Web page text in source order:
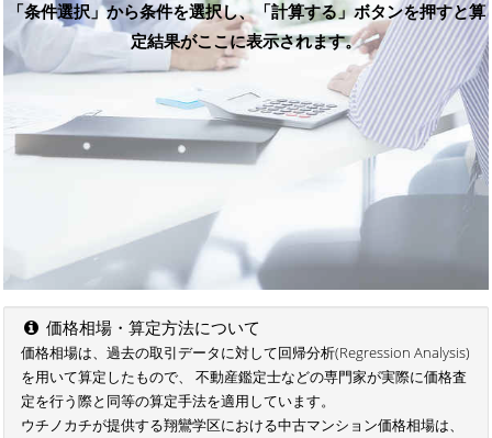
「条件選択」から条件を選択し、「計算する」ボタンを押すと算
定結果がここに表示されます。
価格相場・算定方法について
価格相場は、過去の取引データに対して回帰分析(Regression Analysis)
を用いて算定したもので、 不動産鑑定士などの専門家が実際に価格査
定を行う際と同等の算定手法を適用しています。
ウチノカチが提供する翔鸞学区における中古マンション価格相場は、